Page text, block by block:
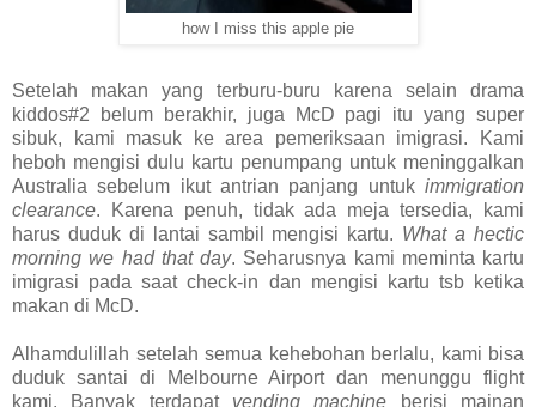
how I miss this apple pie
Setelah makan yang terburu-buru karena selain drama
kiddos#2 belum berakhir, juga McD pagi itu yang super
sibuk, kami masuk ke area pemeriksaan imigrasi. Kami
heboh mengisi dulu kartu penumpang untuk meninggalkan
Australia sebelum ikut antrian panjang untuk immigration
clearance. Karena penuh, tidak ada meja tersedia, kami
harus duduk di lantai sambil mengisi kartu. What a hectic
morning we had that day. Seharusnya kami meminta kartu
imigrasi pada saat check-in dan mengisi kartu tsb ketika
makan di McD.
Alhamdulillah setelah semua kehebohan berlalu, kami bisa
duduk santai di Melbourne Airport dan menunggu flight
kami. Banyak terdapat vending machine berisi mainan